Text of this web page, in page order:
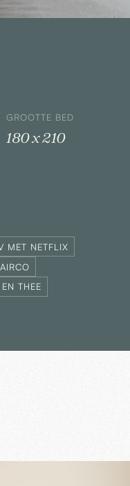
GROOTTE BED
180 x 210
MET NETFLIX
AIRCO
THEE